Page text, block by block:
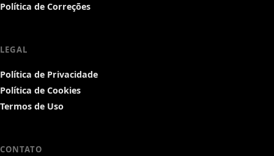
Política de Correções
LEGAL
Política de Privacidade
Política de Cookies
Termos de Uso
CONTATO